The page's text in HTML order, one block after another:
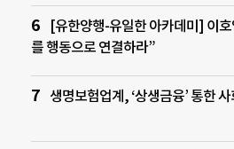
[유한양행-유일한 아카데미] 이호
를 행동으로 연결하라”
생명보험업계, ‘상생금융’ 통한 사